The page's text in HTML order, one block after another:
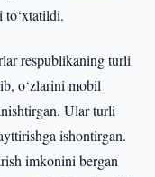
to‘xtatildi.
respublikaning turli
o‘zlarini mobil
Ular turli
ishontirgan.
imkonini bergan